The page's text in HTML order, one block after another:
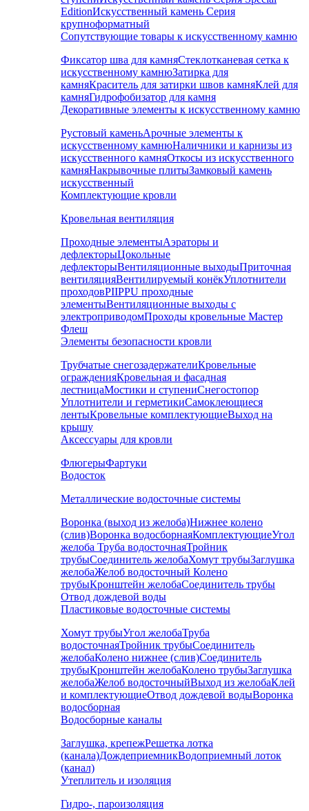
EditionИскусственный камень Серия
крупноформатный
Сопутствующие товары к искусственному камню
Фиксатор шва для камняСтеклотканевая сетка к
искусственному камнюЗатирка для
камняКраситель для затирки швов камняКлей для
камняГидрофобизатор для камня
Декоративные элементы к искусственному камню
Рустовый каменьАрочные элементы к
искусственному камнюНаличники и карнизы из
искусственного камняОткосы из искусственного
камняНакрывочные плитыЗамковый камень
искусственный
Комплектующие кровли
Кровельная вентиляция
Проходные элементыАэраторы и
дефлекторыЦокольные
дефлекторыВентиляционные выходыПриточная
вентиляцияВентилируемый конёкУплотнители
проходовPIIPPU проходные
элементыВентиляционные выходы с
электроприводомПроходы кровельные Мастер
Флеш
Элементы безопасности кровли
Трубчатые снегозадержателиКровельные
огражденияКровельная и фасадная
лестницаМостики и ступениСнегостопор
Уплотнители и герметикиСамоклеющиеся
лентыКровельные комплектующиеВыход на
крышу
Аксессуары для кровли
ФлюгерыФартуки
Водосток
Металлические водосточные системы
Воронка (выход из желоба)Нижнее колено
(слив)Воронка водосборнаяКомплектующиеУгол
желоба Труба водосточнаяТройник
трубыСоединитель желобаХомут трубыЗаглушка
желобаЖелоб водосточный Колено
трубыКронштейн желобаСоединитель трубы
Отвод дождевой воды
Пластиковые водосточные системы
Хомут трубыУгол желобаТруба
водосточнаяТройник трубыСоединитель
желобаКолено нижнее (слив)Соединитель
трубыКронштейн желобаКолено трубыЗаглушка
желобаЖелоб водосточныйВыход из желобаКлей
и комплектующиеОтвод дождевой водыВоронка
водосборная
Водосборные каналы
Заглушка, крепежРешетка лотка
(канала)ДождеприемникВодоприемный лоток
(канал)
Утеплитель и изоляция
Гидро-, пароизоляция